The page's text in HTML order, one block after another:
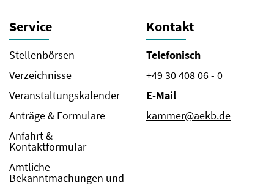
Service
Stellenbörsen
Verzeichnisse
Veranstaltungskalender
Anträge & Formulare
Anfahrt &
Kontaktformular
Amtliche
Bekanntmachungen und
Kontakt
Telefonisch
+49 30 408 06 - 0
E-Mail
kammer@aekb.de